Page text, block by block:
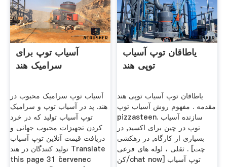
آسیاب توپ برای
سرامیک هند
آسیاب توپ سرامیک محبوب در
هند. پد در آسیاب توپ و سرامیک
توپ آسیاب تولید که در خرد
کردن تجهیزات محبوب جهانی و
دریافت قیمت آنلاین توپ آسیاب
تولید کنندگان در هند Translate
this page 31 červenec
یاطاقان توپ آسیاب
توپی هند
یاطاقان توپ آسیاب توپی هند
مقدمه . مفهوم روش آسیاب توپ
pizzasteen. سازنده آسیاب
توپ در چین برای اکسید, در
بسیاری از کارگاه, در زهکشی
ثقلی ، لوله های فرعی . [چت
کن/chat now] توپ آسیاب